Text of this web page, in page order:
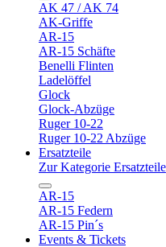
AK 47 / AK 74
AK-Griffe
AR-15
AR-15 Schäfte
Benelli Flinten
Ladelöffel
Glock
Glock-Abzüge
Ruger 10-22
Ruger 10-22 Abzüge
Ersatzteile
Zur Kategorie Ersatzteile
AR-15
AR-15 Federn
AR-15 Pin´s
Events & Tickets